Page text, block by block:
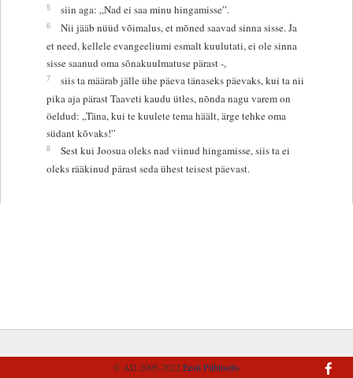
5 siin aga: „Nad ei saa minu hingamisse”.
6
Nii jääb nüüd võimalus, et mõned saavad sinna sisse. Ja
et need, kellele evangeeliumi esmalt kuulutati, ei ole sinna
sisse saanud oma sõnakuulmatuse pärast -,
7
siis ta määrab jälle ühe päeva tänaseks päevaks, kui ta nii
pika aja pärast Taaveti kaudu ütles, nõnda nagu varem on
öeldud: „Täna, kui te kuulete tema häält, ärge tehke oma
südant kõvaks!”
8
Sest kui Joosua oleks nad viinud hingamisse, siis ta ei
oleks rääkinud pärast seda ühest teisest päevast.
© AD 2005-2022Eesti Piibliselts